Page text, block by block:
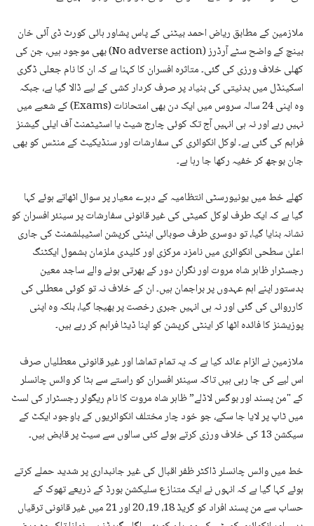
ملازمین کے مطابق ریاض احمد بیٹنی کے پاس پشاور ہائی کورٹ ڈی آئی خان
بینچ کے واضح سٹے آرڈرز (No adverse action) بھی موجود ہیں، جن کی
کھلی خلاف ورزی کی گئی۔ متاثرہ افسران کا کہنا ہے کہ ان کا نام جعلی ڈگری
اسکینڈل میں بدنیتی کی بنیاد پر صرف کردار کشی کے لیے ڈالا گیا ہے، جبکہ
وہ اپنی 24 سالہ سروس میں ایک دن بھی امتحانات (Exams) کے شعبے میں
نہیں رہے اور نہ ہی انہیں آج تک کوئی چارج شیٹ یا اسٹیٹمنٹ آف ایلی گیشنز
فراہم کی گئی ہے۔ لوکل انکوائری کی سفارشات اور سنڈیکیٹ کے منٹس کو بھی
جان بوجھ کر خفیہ رکھا جا رہا ہے۔
کھلے خط میں یونیورسٹی انتظامیہ کے دہرے معیار پر سوال اٹھاتے ہوئے کہا
گیا ہے کہ ایک طرف لوکل کمیٹی کی غیر قانونی سفارشات پر سینئر افسران کو
نشانہ بنایا گیا، تو دوسری طرف صوبائی اینٹی کرپشن اسٹیبلشمنٹ کی جاری
اعلیٰ سطحی انکوائری میں نامزد مرکزی اور کلیدی ملزمان بشمول ایکٹنگ
رجسٹرار ظاہر شاہ مروت اور نگران دور کے بھرتی ہونے والے ساجد معین
بدستور اپنے اہم عہدوں پر براجمان ہیں۔ ان کے خلاف نہ تو کوئی معطلی کی
کارروائی کی گئی اور نہ ہی انہیں جبری رخصت پر بھیجا گیا، بلکہ وہ اپنی
پوزیشنز کا فائدہ اٹھا کر اینٹی کرپشن کو اپنا ڈیٹا فراہم کر رہے ہیں۔
ملازمین نے الزام عائد کیا ہے کہ یہ تمام تماشا اور غیر قانونی معطلیاں صرف
اس لیے کی جا رہی ہیں تاکہ سینئر افسران کو راستے سے ہٹا کر وائس چانسلر
کے "من پسند اور بوگس لاڈلے” ظاہر شاہ مروت کا نام ریگولر رجسٹرار کی لسٹ
میں ٹاپ پر لایا جا سکے، جو خود چار مختلف انکوائریوں کے باوجود ایکٹ کے
سیکشن 13 کی خلاف ورزی کرتے ہوئے کئی سالوں سے سیٹ پر قابض ہیں۔
خط میں وائس چانسلر ڈاکٹر ظفر اقبال کی غیر جانبداری پر شدید حملے کرتے
ہوئے کہا گیا ہے کہ انہوں نے ایک متنازع سلیکشن بورڈ کے ذریعے تھوک کے
حساب سے من پسند افراد کو گریڈ 18، 19، 20 اور 21 میں غیر قانونی ترقیاں